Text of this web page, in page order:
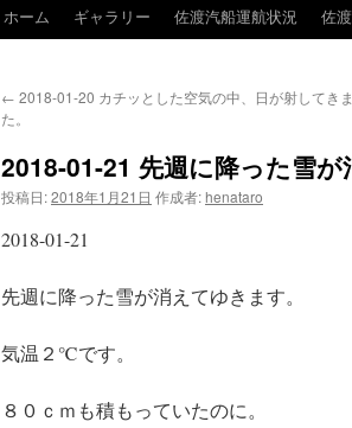
ホーム ギャラリー 佐渡汽船運航状況 佐
← 2018-01-20 カチッとした空気の中、日が射してき
た。
2018-01-21 先週に降った雪が
投稿日:2018年1月21日 作成者: henataro
2018-01-21
先週に降った雪が消えてゆきます。
気温２℃です。
８０ｃｍも積もっていたのに。